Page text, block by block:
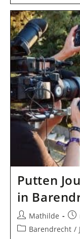
En
In
Putten
in
Bericht
auteur:
Mathilde
Berichtcategorie:
Barendrecht /